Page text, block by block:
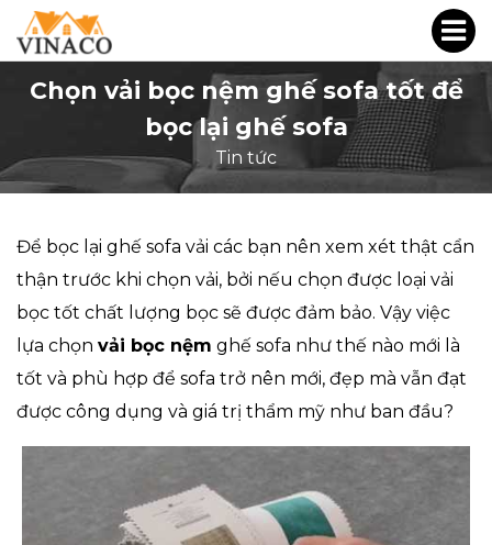
Chọn vải bọc nệm ghế sofa tốt để
bọc lại ghế sofa
Tin tức
Để bọc lại ghế sofa vải các bạn nên xem xét thật cẩn
thận trước khi chọn vải, bởi nếu chọn được loại vải
bọc tốt chất lượng bọc sẽ được đảm bảo. Vậy việc
lựa chọn vải bọc nệm ghế sofa như thế nào mới là
tốt và phù hợp để sofa trở nên mới, đẹp mà vẫn đạt
được công dụng và giá trị thẩm mỹ như ban đầu?